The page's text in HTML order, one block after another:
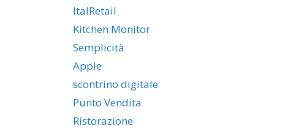
ItalRetail
Kitchen Monitor
Semplicità
Apple
scontrino digitale
Punto Vendita
Ristorazione